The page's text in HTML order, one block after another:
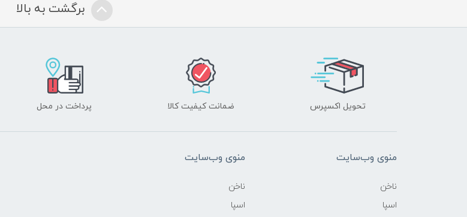
برگشت به بالا
تحویل اکسپرس ضمانت کیفیت کالا پرداخت در محل
منوی وب‌سایت
ناخن
اسپا
منوی وب‌سایت
ناخن
اسپا